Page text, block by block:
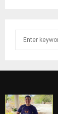
f
o